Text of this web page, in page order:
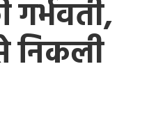
गर्भवती,
निकली